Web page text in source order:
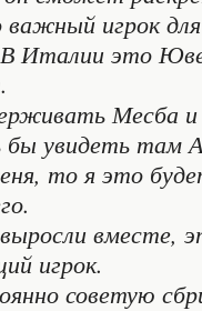
игрок
Италии это
Месба
увидеть там
то я это
вместе,
игрок.
советую